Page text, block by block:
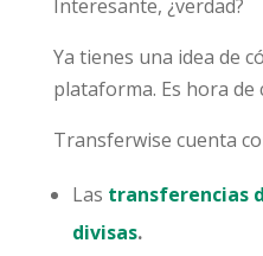
Interesante, ¿verdad?
Ya tienes una idea de
plataforma. Es hora
Transferwise cuenta
Las transferencias
divisas.